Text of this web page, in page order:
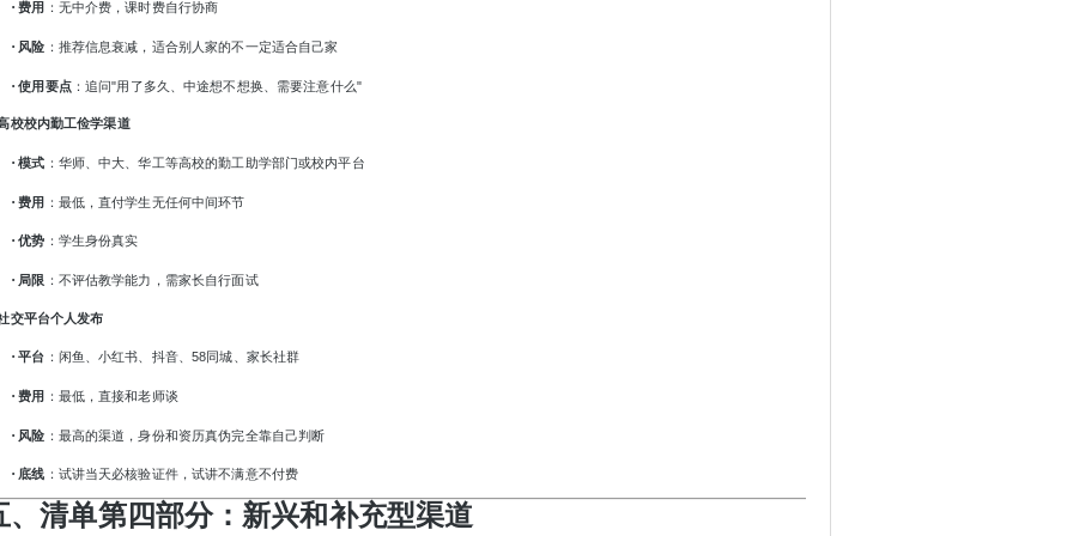
· 费用 ：无中介费，课时费自行协商
· 风险 ：推荐信息衰减，适合别人家的不一定适合自己家
· 使用要点：追问"用了多久、中途想不想换、需要注意什么"
校校内勤工俭学渠道
· 模式 ：华师、中大、华工等高校的勤工助学部门或校内平台
· 费用 ：最低，直付学生无任何中间环节
· 优势 ：学生身份真实
· 局限 ：不评估教学能力，需家长自行面试
交平台个人发布
· 平台 ：闲鱼、小红书、抖音、58同城、家长社群
· 费用 ：最低，直接和老师谈
· 风险 ：最高的渠道，身份和资历真伪完全靠自己判断
· 底线 ：试讲当天必核验证件，试讲不满意不付费
、清单第四部分：新兴和补充型渠道